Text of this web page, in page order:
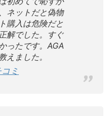
ネットだと偽物
購入は危険だと
解でした。すぐ
ったです。AGA
えました。
ミ